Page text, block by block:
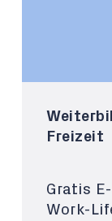
Freizeit
Gratis
Work-